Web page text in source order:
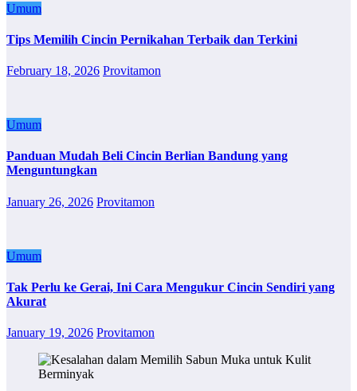
Umum
Tips Memilih Cincin Pernikahan Terbaik dan Terkini
February 18, 2026 Provitamon
Umum
Panduan Mudah Beli Cincin Berlian Bandung yang
Menguntungkan
January 26, 2026 Provitamon
Umum
Tak Perlu ke Gerai, Ini Cara Mengukur Cincin Sendiri yang
Akurat
January 19, 2026 Provitamon